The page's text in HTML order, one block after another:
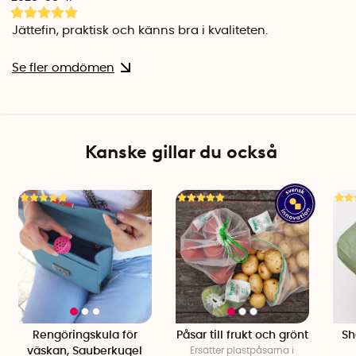
Bärkapacitet: 20 kg
Antal per förpackning: 1
Jättefin, praktisk och känns bra i kvaliteten.
Se fler omdömen
Kanske gillar du också
Rengöringskula för
väskan, Sauberkugel
Påsar till frukt och grönt
Ersätter plastpåsarna i